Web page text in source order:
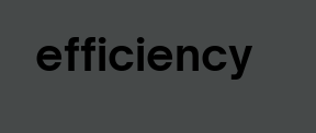
efficiency